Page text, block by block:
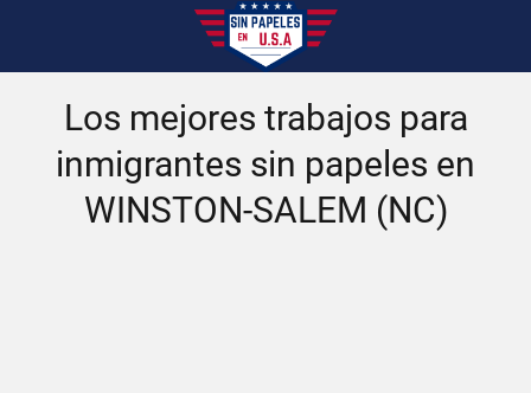
Los mejores trabajos para
inmigrantes sin papeles en
WINSTON-SALEM (NC)